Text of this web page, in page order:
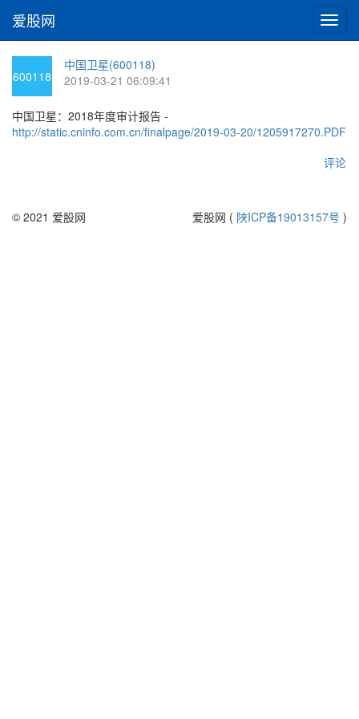
切
换
爱股网
600118
中国卫星(600118)
2019-03-21 06:09:41
中国卫星：2018年度审计报告 -
http://static.cninfo.com.cn/finalpage/2019-03-20/1205917270.PDF
评论
© 2021 爱股网 爱股网 ( 陕ICP备19013157号 )